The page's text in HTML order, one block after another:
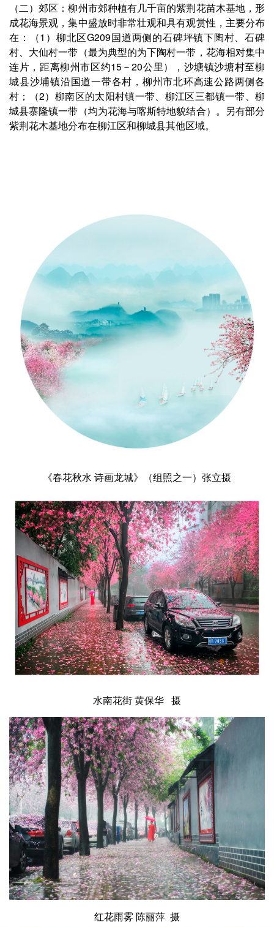
（二）郊区：柳州市郊种植有几千亩的紫荆花苗木基地，形
成花海景观，集中盛放时非常壮观和具有观赏性，主要分布
在：（1）柳北区G209国道两侧的石碑坪镇下陶村、石碑
村、大仙村一带（最为典型的为下陶村一带，花海相对集中
连片，距离柳州市区约15－20公里），沙塘镇沙塘村至柳
城县沙埔镇沿国道一带各村，柳州市北环高速公路两侧各
村；（2）柳南区的太阳村镇一带、柳江区三都镇一带、柳
城县寨隆镇一带（均为花海与喀斯特地貌结合）。另有部分
紫荆花木基地分布在柳江区和柳城县其他区域。
《春花秋水 诗画龙城》（组照之一）张立摄
水南花街 黄保华 摄
红花雨雾 陈丽萍 摄